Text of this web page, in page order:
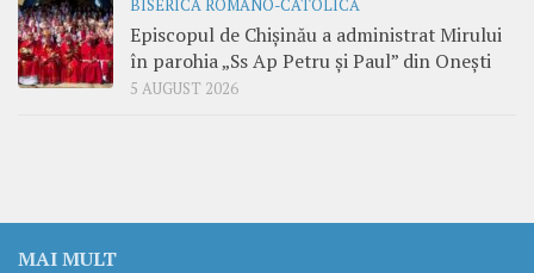
BISERICA ROMANO-CATOLICĂ
Episcopul de Chișinău a administrat Mirului
în parohia „Ss Ap Petru și Paul” din Onești
5 AUGUST 2026
MAI MULT